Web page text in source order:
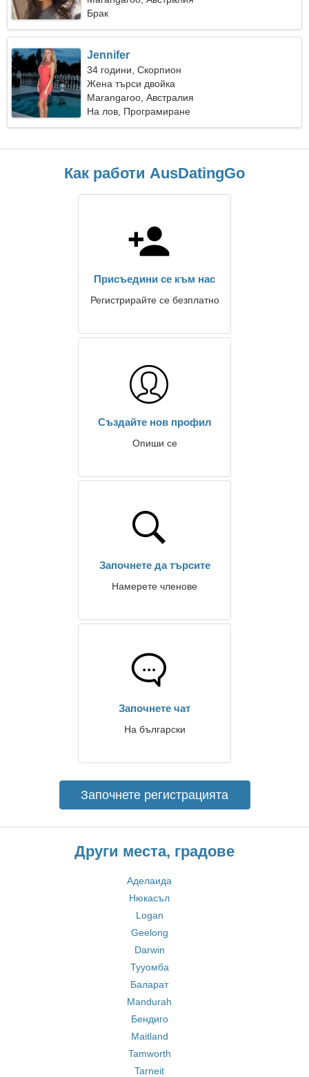
Брак
Jennifer
34 години, Скорпион
Жена търси двойка
Marangaroo, Австралия
На лов, Програмиране
Как работи AusDatingGo
Присъедини се към нас
Регистрирайте се безплатно
Създайте нов профил
Опиши се
Започнете да търсите
Намерете членове
Започнете чат
На български
Започнете регистрацията
Други места, градове
Аделаида
Нюкасъл
Logan
Geelong
Darwin
Тууомба
Баларат
Mandurah
Бендиго
Maitland
Tamworth
Tarneit